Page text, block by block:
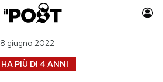
Auto
PIÙ DI 4 ANNI
giugno 2022